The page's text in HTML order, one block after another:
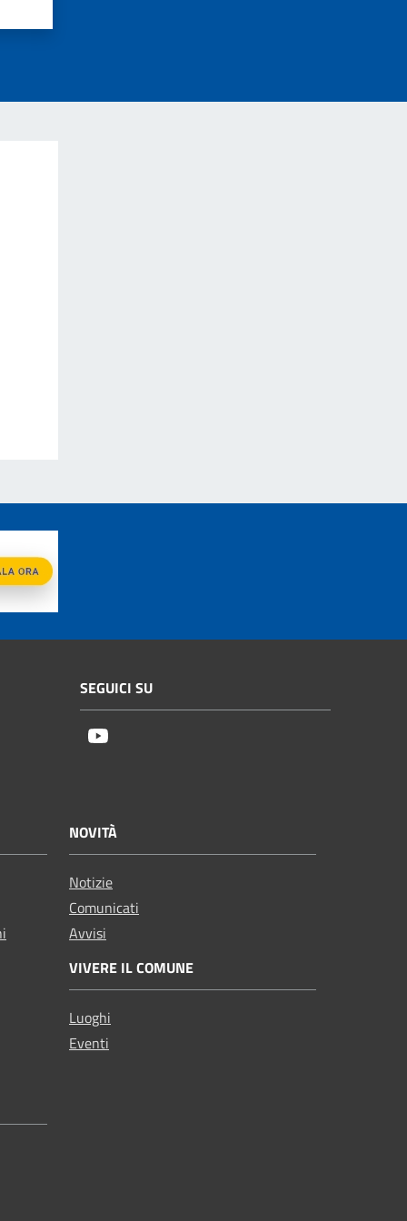
SEGUICI SU
NOVITÀ
Notizie
Comunicati
Avvisi
VIVERE IL COMUNE
Luoghi
Eventi